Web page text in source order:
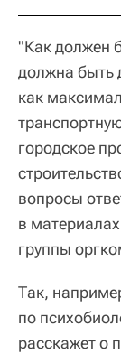
"Как должен
должна быть
как
городское
вопросы
в
группы
Так,
по
расскажет о